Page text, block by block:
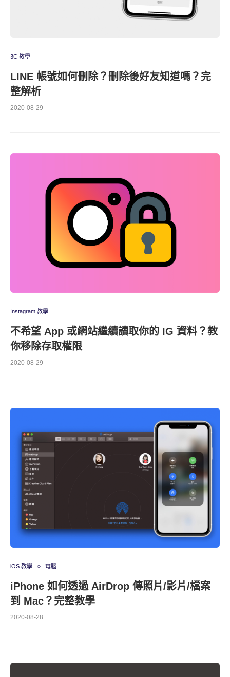
3C 教學
LINE 帳號如何刪除？刪除後好友知道嗎？完
整解析
2020-08-29
Instagram 教學
不希望 App 或網站繼續讀取你的 IG 資料？教
你移除存取權限
2020-08-29
iOS 教學 電腦
iPhone 如何透過 AirDrop 傳照片/影片/檔案
到 Mac？完整教學
2020-08-28